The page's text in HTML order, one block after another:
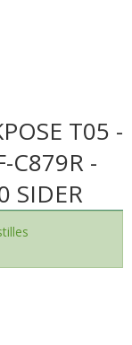
T05 -
C879R -
SIDER